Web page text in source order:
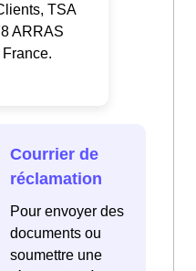
TSA
ARRAS
Courrier de
réclamation
Pour envoyer des
documents ou
soumettre une